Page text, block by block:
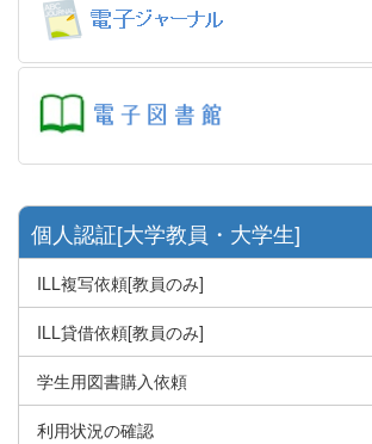
個人認証[大学教員・大学生]
ILL複写依頼[教員のみ]
ILL貸借依頼[教員のみ]
学生用図書購入依頼
利用状況の確認